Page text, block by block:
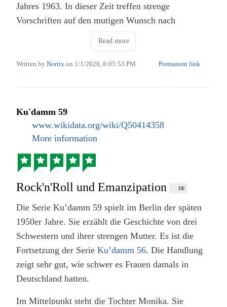
Das Ende der Staffel lässt viele Fragen offen. Man
erfährt nicht, wie alles ausgeht, was ein wenig
unzufrieden macht. Man kann selbst darüber
etwas ratlos zurück.
Jahres 1963. In dieser Zeit treffen strenge
Vorschriften auf den mutigen Wunsch nach
Veränderung. Die Geschichte der Familie Schöllack
Ku’damm 56undKu’damm 59
zeigt uns eine Welt, die zwischen gestern und
Man fühlt beim Zuschauen richtig mit, besonders
bei den drei Schwestern. Sie suchen ihren Platz in
einer Welt, die Frauen damals noch sehr wenig
erlaubte. Jede der drei hat ihren eigenen Kampf.
Eine will Beruf und Kinder unter einen Hut bringen,
ausbrechen und die dritte kämpft für ihre wahre
Liebe gegen alle Vorurteile. Die Serie schafft es gut,
diese persönlichen Sorgen mit der echten Geschichte
zu verbinden, zum Beispiel mit dem berühmten
Besuch des amerikanischen Präsidenten Kennedy in
Berlin.
Read more
Written by Nortix on 1/1/2026, 8:05:53 PM Permanent link
Ku'damm 59
www.wikidata.org/wiki/Q50414358
More information
Rock'n'Roll und Emanzipation DE
Die Serie Ku’damm 59 spielt im Berlin der späten
1950er Jahre. Sie erzählt die Geschichte von drei
Schwestern und ihrer strengen Mutter. Es ist die
Fortsetzung der Serie Ku’damm 56. Die Handlung
zeigt sehr gut, wie schwer es Frauen damals in
Deutschland hatten.
Im Mittelpunkt steht die Tochter Monika. Sie